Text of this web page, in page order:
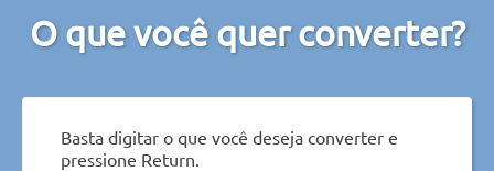
O que você quer converter?
Basta digitar o que você deseja converter e
pressione Return.